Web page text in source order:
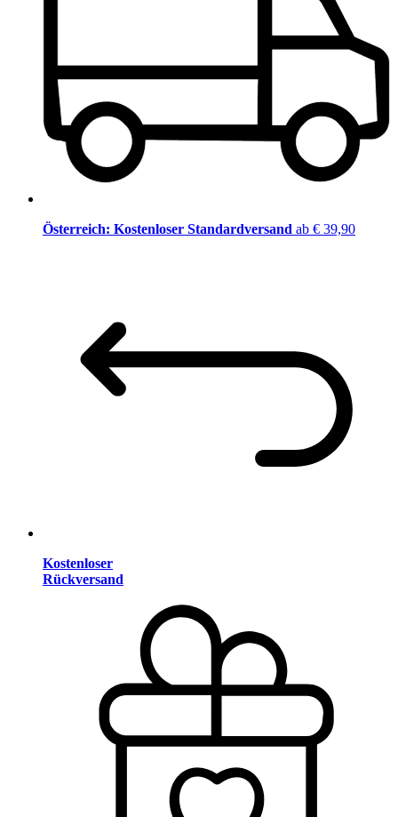
Österreich: Kostenloser Standardversand ab € 39,90
Kostenloser
Rückversand